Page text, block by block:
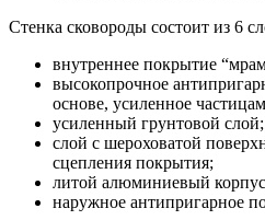
Стенка сковороды состоит из 6
внутреннее покрытие
высокопрочное
основе, усиленное
усиленный грунтовой слой;
слой с шероховатой
сцепления покрытия;
литой алюминиевый
наружное антипригарное